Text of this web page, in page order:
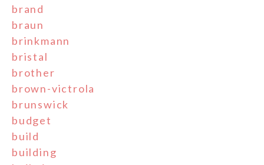
brand
braun
brinkmann
bristal
brother
brown-victrola
brunswick
budget
build
building